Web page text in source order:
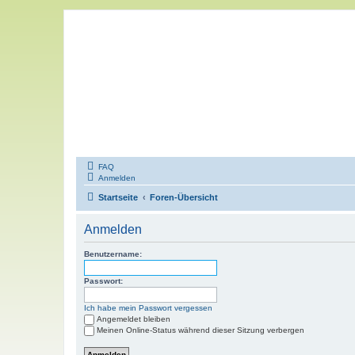
FAQ
Anmelden
Startseite Foren-Übersicht
Anmelden
Benutzername:
Passwort:
Ich habe mein Passwort vergessen
Angemeldet bleiben
Meinen Online-Status während dieser Sitzung verbergen